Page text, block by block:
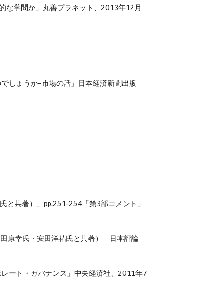
学問か」丸善プラネット、2013年12月
しょうか–市場の話」日本経済新聞出版
と共著）、 pp.251-254「第3部コメント」
康幸氏・安田洋祐氏と共著） 日本評論
ート・ガバナンス」中央経済社、2011年7